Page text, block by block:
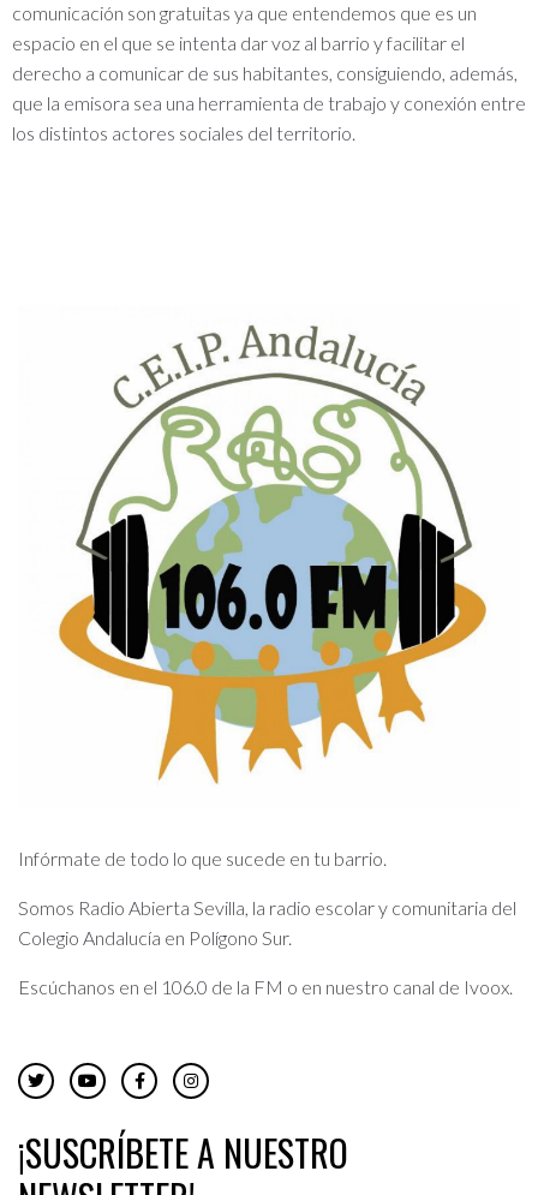
comunicación son gratuitas ya que entendemos que es un
espacio en el que se intenta dar voz al barrio y facilitar el
derecho a comunicar de sus habitantes, consiguiendo, además,
que la emisora ​​sea una herramienta de trabajo y conexión entre
los distintos actores sociales del territorio.
Infórmate de todo lo que sucede en tu barrio.
Somos Radio Abierta Sevilla, la radio escolar y comunitaria del
Colegio Andalucía en Polígono Sur.
Escúchanos en el 106.0 de la FM o en nuestro canal de Ivoox.
¡SUSCRÍBETE A NUESTRO